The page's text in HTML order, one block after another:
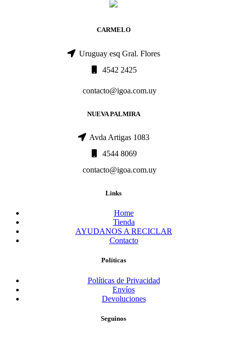
CARMELO
Uruguay esq Gral. Flores
4542 2425
contacto@igoa.com.uy
NUEVA PALMIRA
Avda Artigas 1083
4544 8069
contacto@igoa.com.uy
Links
Home
Tienda
AYUDANOS A RECICLAR
Contacto
Políticas
Políticas de Privacidad
Envíos
Devoluciones
Seguinos